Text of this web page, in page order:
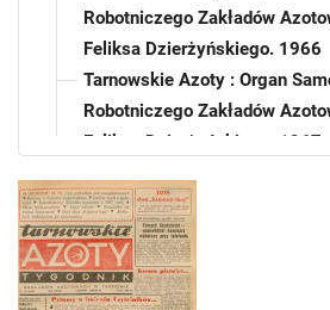
Robotniczego Zakładów
Feliksa Dzierżyńskiego. 1966
Tarnowskie Azoty : Organ
Robotniczego Zakładów
Feliksa Dzierżyńskiego. 1967
Robotniczego Zakładów
Feliksa Dzierżyńskiego. 1968
Tarnowskie Azoty : Organ
Robotniczego Zakładów